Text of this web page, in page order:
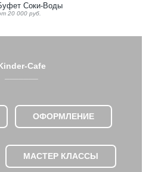
Соки-Воды
20 000 руб.
Cafe
ОФОРМЛЕНИЕ
МАСТЕР КЛАССЫ